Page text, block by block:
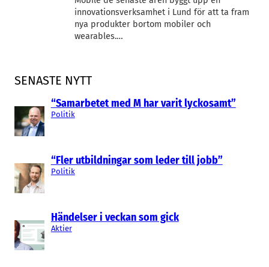
SENASTE NYTT
“Samarbetet med M har varit lyckosamt”
Politik
“Fler utbildningar som leder till jobb”
Politik
Händelser i veckan som gick
Aktier
innovationsverksamhet i Lund för att ta fram
nya produkter bortom mobiler och
wearables.…